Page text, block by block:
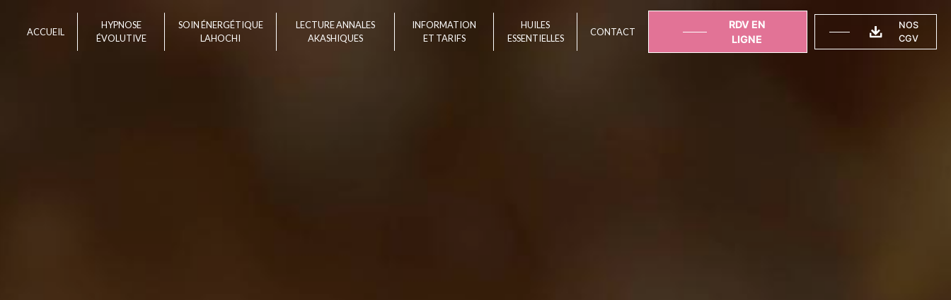
ACCUEIL
HYPNOSE
ÉVOLUTIVE
SOIN ÉNERGÉTIQUE
LAHOCHI
LECTURE ANNALES
AKASHIQUES
INFORMATION
ET TARIFS
HUILES
ESSENTIELLES
CONTACT
RDV EN
LIGNE
NOS
CGV